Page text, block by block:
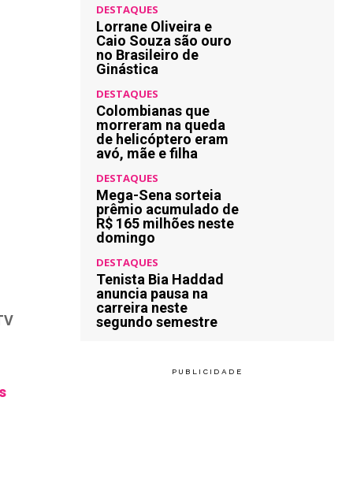
DESTAQUES
Lorrane Oliveira e
Caio Souza são ouro
no Brasileiro de
Ginástica
DESTAQUES
Colombianas que
morreram na queda
de helicóptero eram
avó, mãe e filha
DESTAQUES
Mega-Sena sorteia
prêmio acumulado de
R$ 165 milhões neste
domingo
DESTAQUES
Tenista Bia Haddad
anuncia pausa na
carreira neste
segundo semestre